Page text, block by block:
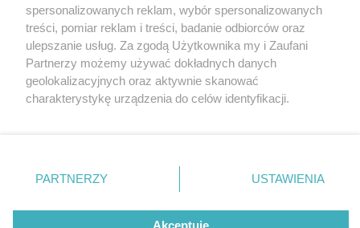
„Mikołajkowy Tramwaj Mundurowy” będzie jeździł
2 / 2
„Mikołajkowy Tramwaj
Nie zapomnij
zapoznać się z:
polityką prywatności regulamin korzystania z portali
Twojemiasto
Piekary Śląskie
Chorzów
Tarnowskie Góry
Gliwice
Skontakuj sięz nami
Kontakt
Wydawca
Redakcja
spersonalizowanych reklam, wybór spersonalizowanych
treści, pomiar reklam i treści, badanie odbiorców oraz
ulepszanie usług. Za zgodą Użytkownika my i Zaufani
Partnerzy możemy używać dokładnych danych
geolokalizacyjnych oraz aktywnie skanować
charakterystykę urządzenia do celów identyfikacji.
zmienić/wycofać klikając przycisk ustawień prywatności
znajdujący się w lewym dolnym rogu strony
rodzaje przetwarzania danych nie wymagają zgody
użytkownika, ale masz prawo sprzeciwić się takiemu
PARTNERZY USTAWIENIA
Akceptuję